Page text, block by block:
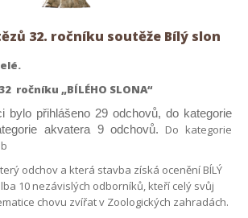
32. ročníku soutěže Bílý slon
ročníku „BÍLÉHO SLONA“
bylo přihlášeno 29 odchovů, do kategorie
akvatera 9 odchovů.
Do kategorie
odchov a která stavba získá ocenění BÍLÝ
10 nezávislých odborníků, kteří celý svůj
chovu zvířat v Zoologických zahradách.